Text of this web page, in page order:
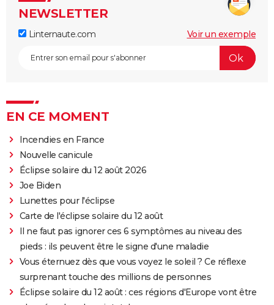
NEWSLETTER
Linternaute.com Voir un exemple
EN CE MOMENT
Incendies en France
Nouvelle canicule
Éclipse solaire du 12 août 2026
Joe Biden
Lunettes pour l'éclipse
Carte de l'éclipse solaire du 12 août
Il ne faut pas ignorer ces 6 symptômes au niveau des
pieds : ils peuvent être le signe d'une maladie
Vous éternuez dès que vous voyez le soleil ? Ce réflexe
surprenant touche des millions de personnes
Éclipse solaire du 12 août : ces régions d'Europe vont être